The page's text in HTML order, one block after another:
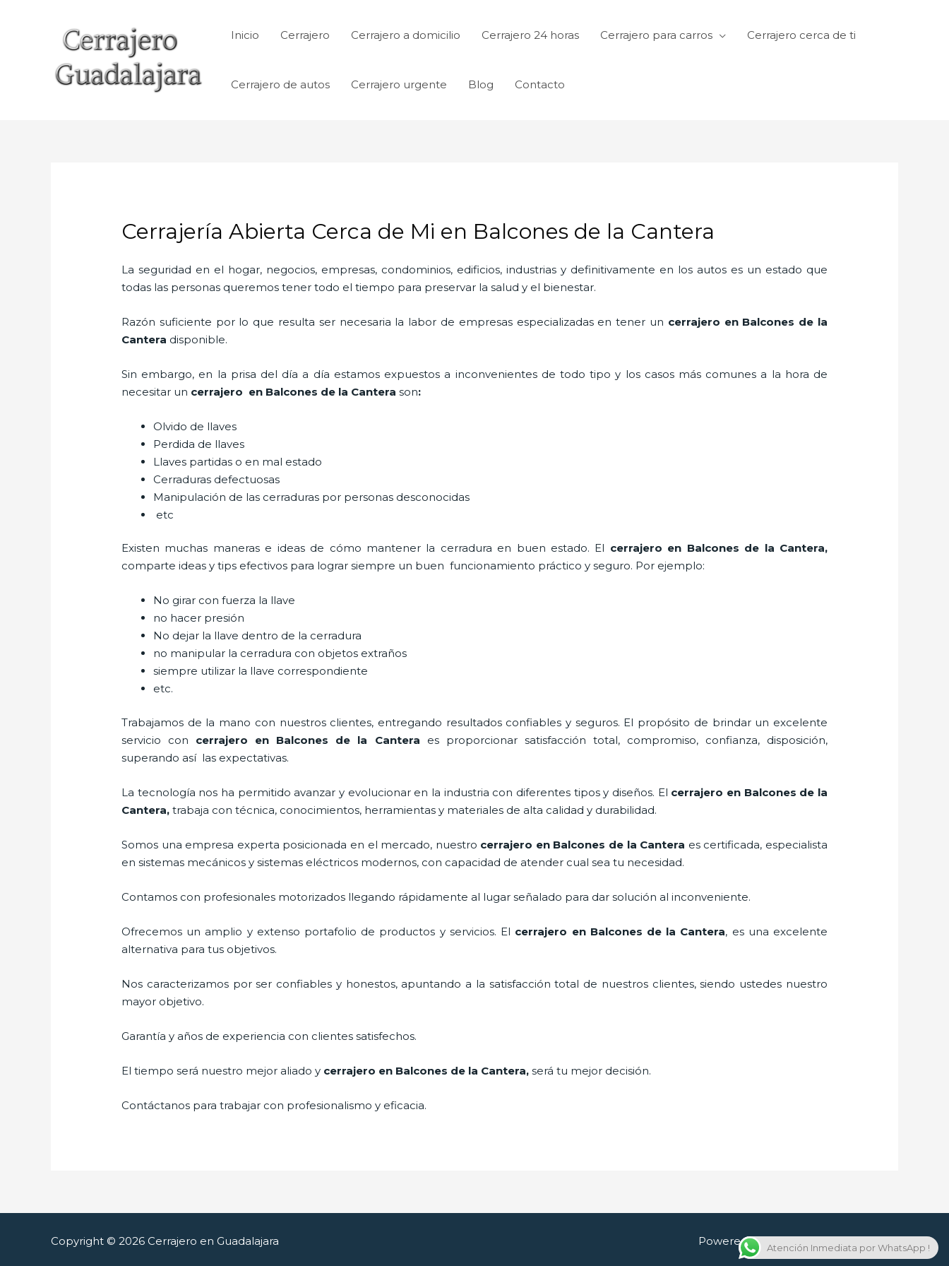
Inicio Cerrajero Cerrajero a domicilio Cerrajero 24 horas Cerrajero para carros Cerrajero cerca de ti
Cerrajero de autos Cerrajero urgente Blog Contacto
Cerrajería Abierta Cerca de Mi en Balcones de la Cantera
La seguridad en el hogar, negocios, empresas, condominios, edificios, industrias y definitivamente en los autos es un estado que
todas las personas queremos tener todo el tiempo para preservar la salud y el bienestar.
Razón suficiente por lo que resulta ser necesaria la labor de empresas especializadas en tener un cerrajero en Balcones de la
Cantera disponible.
Sin embargo, en la prisa del día a día estamos expuestos a inconvenientes de todo tipo y los casos más comunes a la hora de
necesitar un cerrajero en Balcones de la Cantera son:
Olvido de llaves
Perdida de llaves
Llaves partidas o en mal estado
Cerraduras defectuosas
Manipulación de las cerraduras por personas desconocidas
etc
Existen muchas maneras e ideas de cómo mantener la cerradura en buen estado. El cerrajero en Balcones de la Cantera,
comparte ideas y tips efectivos para lograr siempre un buen funcionamiento práctico y seguro. Por ejemplo:
No girar con fuerza la llave
no hacer presión
No dejar la llave dentro de la cerradura
no manipular la cerradura con objetos extraños
siempre utilizar la llave correspondiente
etc.
Trabajamos de la mano con nuestros clientes, entregando resultados confiables y seguros. El propósito de brindar un excelente
servicio con cerrajero en Balcones de la Cantera es proporcionar satisfacción total, compromiso, confianza, disposición,
superando así las expectativas.
La tecnología nos ha permitido avanzar y evolucionar en la industria con diferentes tipos y diseños. El cerrajero en Balcones de la
Cantera,trabaja con técnica, conocimientos, herramientas y materiales de alta calidad y durabilidad.
Somos una empresa experta posicionada en el mercado, nuestro cerrajero en Balcones de la Cantera es certificada, especialista
en sistemas mecánicos y sistemas eléctricos modernos, con capacidad de atender cual sea tu necesidad.
Contamos con profesionales motorizados llegando rápidamente al lugar señalado para dar solución al inconveniente.
Ofrecemos un amplio y extenso portafolio de productos y servicios. El cerrajero en Balcones de la Cantera, es una excelente
alternativa para tus objetivos.
Nos caracterizamos por ser confiables y honestos, apuntando a la satisfacción total de nuestros clientes, siendo ustedes nuestro
mayor objetivo.
Garantía y años de experiencia con clientes satisfechos.
El tiempo será nuestro mejor aliado y cerrajero en Balcones de la Cantera,será tu mejor decisión.
Contáctanos para trabajar con profesionalismo y eficacia.
Copyright © 2026 Cerrajero en Guadalajara Powered by Cerrajero en Guadalajara
Atención Inmediata por WhatsApp !